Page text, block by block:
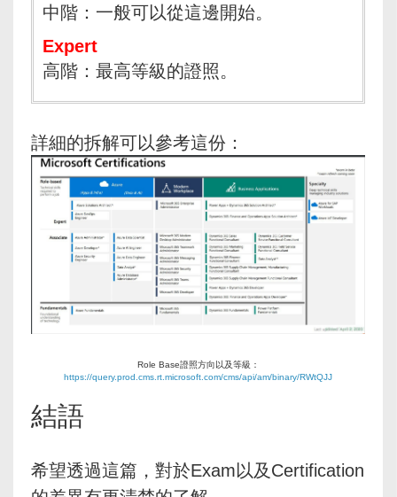
中階：一般可以從這邊開始。
Expert
高階：最高等級的證照。
詳細的拆解可以參考這份：
Role Base證照方向以及等級：
https://query.prod.cms.rt.microsoft.com/cms/api/am/binary/RWtQJJ
結語
希望透過這篇，對於Exam以及Certification